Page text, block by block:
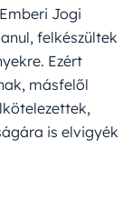
Jogi
felkészültek
Ezért
másfelől
is elvigyék